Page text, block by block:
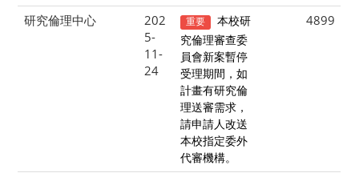
研究倫理中心
202
5-
11-
24
重要
本校研
究倫理審查委
員會新案暫停
受理期間，如
計畫有研究倫
理送審需求，
請申請人改送
本校指定委外
代審機構。
4899